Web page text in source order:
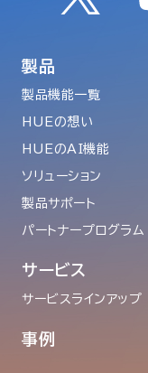
製品
製品機能一覧
HUEの想い
HUEのAI機能
ソリューション
製品サポート
パートナープログラム
サービス
サービスラインアップ
事例